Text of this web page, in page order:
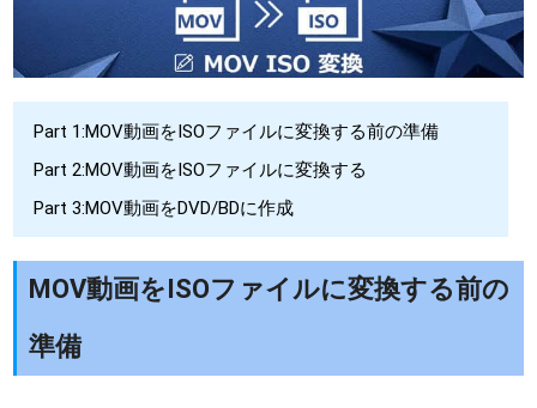
Part 1:MOV動画をISOファイルに変換する前の準備
Part 2:MOV動画をISOファイルに変換する
Part 3:MOV動画をDVD/BDに作成
MOV動画をISOファイルに変換する前の
準備